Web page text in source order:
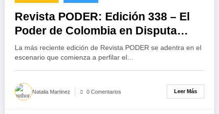
Revista PODER: Edición 338 – El
Poder de Colombia en Disputa
2026
La más reciente edición de Revista PODER se adentra en el
escenario que comienza a perfilar el…
Natalia Martinez 0 Comentarios Leer Más